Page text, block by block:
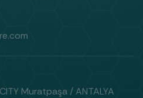
Muratpaşa / ANTALYA